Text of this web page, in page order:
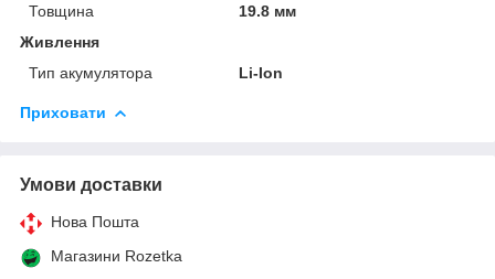
Товщина
19.8 мм
Живлення
Тип акумулятора
Li-Ion
Приховати
Умови доставки
Нова Пошта
Магазини Rozetka